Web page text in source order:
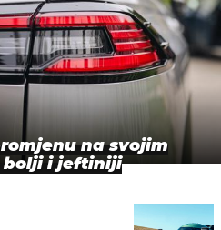
na svojim
bolji i jeftiniji